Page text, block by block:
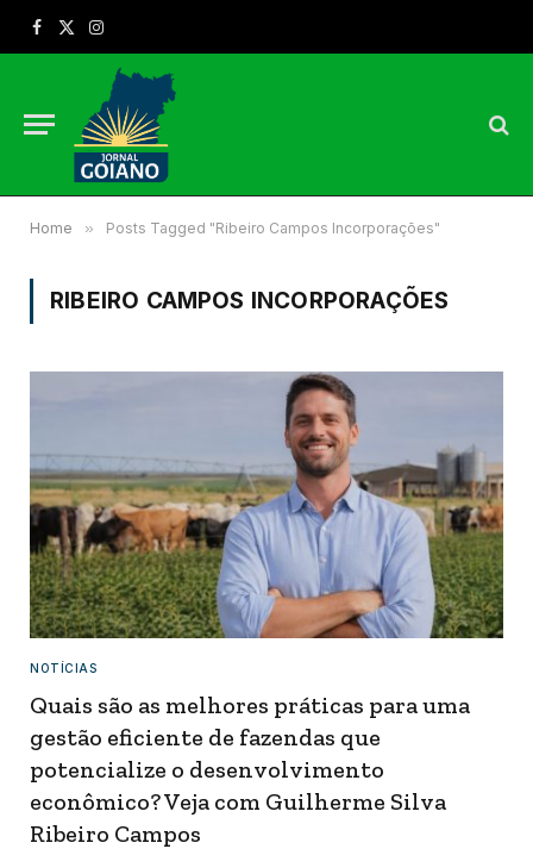
Facebook
X
Instagram
Home » Posts Tagged "Ribeiro Campos Incorporações"
RIBEIRO CAMPOS INCORPORAÇÕES
NOTÍCIAS
Quais são as melhores práticas para uma
gestão eficiente de fazendas que
potencialize o desenvolvimento
econômico? Veja com Guilherme Silva
Ribeiro Campos